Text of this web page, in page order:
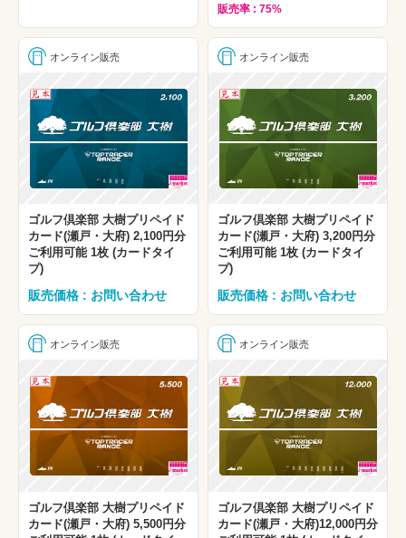
販売率 : 75%
オンライン販売
ゴルフ倶楽部 大樹プリペイド
カード(瀬戸・大府) 2,100円分
ご利用可能 1枚 (カードタイ
プ)
販売価格 : お問い合わせ
オンライン販売
ゴルフ倶楽部 大樹プリペイド
カード(瀬戸・大府) 3,200円分
ご利用可能 1枚 (カードタイ
プ)
販売価格 : お問い合わせ
オンライン販売
ゴルフ倶楽部 大樹プリペイド
カード(瀬戸・大府) 5,500円分
オンライン販売
ゴルフ倶楽部 大樹プリペイド
カード(瀬戸・大府)12,000円分